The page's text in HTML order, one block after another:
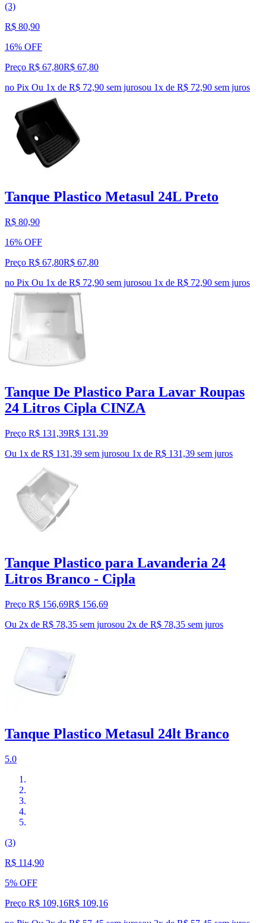
(3)
R$ 80,90
16% OFF
Preço R$ 67,80R$ 67,80
no Pix Ou 1x de R$ 72,90 sem jurosou 1x de R$ 72,90 sem juros
Tanque Plastico Metasul 24L Preto
R$ 80,90
16% OFF
Preço R$ 67,80R$ 67,80
no Pix Ou 1x de R$ 72,90 sem jurosou 1x de R$ 72,90 sem juros
Tanque De Plastico Para Lavar Roupas
24 Litros Cipla CINZA
Preço R$ 131,39R$ 131 ,39
Ou 1x de R$ 131,39 sem jurosou 1x de R$ 131,39 sem juros
Tanque Plastico para Lavanderia 24
Litros Branco - Cipla
Preço R$ 156,69R$ 156,69
Ou 2x de R$ 78,35 sem jurosou 2x de R$ 78,35 sem juros
Tanque Plastico Metasul 24lt Branco
5.0
(3)
R$ 114,90
5% OFF
Preço R$ 109,16R$ 109,16